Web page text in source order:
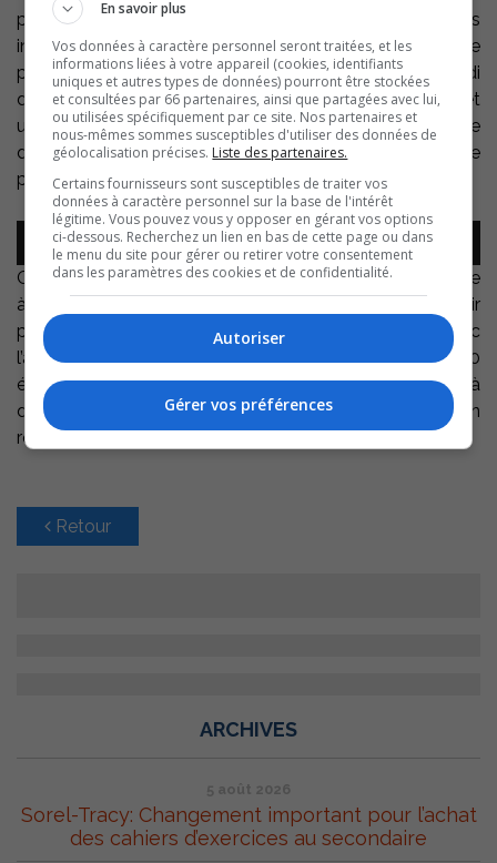
projections multimédias, d’effets visuels et sonores
inédits, de musique et d’interactions animées avec le
public. IFredolini, c’est Frederico Boris luliani. Il a grandi
dans une famille de cirque et a fait carrière dans cet
univers. Cette église reconvertie en salle de spectacle
dont le projet était présenté lundi dans une sacristie
pleine à craquer c’est son rêve depuis 30 ans.
Lecteur
audio
00:00
On peut découvrir la programmation de la nouvelle salle
à
, un théâtre qui paraît vouloir
prendre solidement racine dans son milieu avec
l’annonce d’un projet de médiation cultuelle avec les 80
élèves de l’école primaire de la localité qui auront droit à
des ateliers d’art clownesque et qu’on pourra voir en
représentation.
Retour
ARCHIVES
5 août 2026
Sorel-Tracy: Changement important pour l’achat
des cahiers d’exercices au secondaire
En savoir plus
Vos données à caractère personnel seront traitées, et les
informations liées à votre appareil (cookies, identifiants
uniques et autres types de données) pourront être stockées
et consultées par 66 partenaires, ainsi que partagées avec lui,
ou utilisées spécifiquement par ce site. Nos partenaires et
nous-mêmes sommes susceptibles d'utiliser des données de
géolocalisation précises. Liste des partenaires.
Certains fournisseurs sont susceptibles de traiter vos
données à caractère personnel sur la base de l'intérêt
légitime. Vous pouvez vous y opposer en gérant vos options
ci-dessous. Recherchez un lien en bas de cette page ou dans
le menu du site pour gérer ou retirer votre consentement
dans les paramètres des cookies et de confidentialité.
Autoriser
Gérer vos préférences